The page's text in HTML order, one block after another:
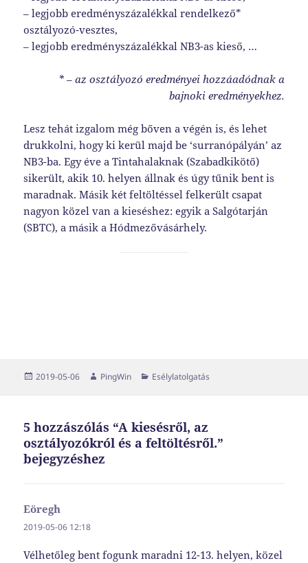
– legjobb eredményszázalékkal rendelkező*
osztályozó-vesztes,
– legjobb eredményszázalékkal NB3-as kieső, …
* – az osztályozó eredményei hozzáadódnak a
bajnoki eredményekhez.
Lesz tehát izgalom még bőven a végén is, és lehet
drukkolni, hogy ki kerül majd be ‘surranópályán’ az
NB3-ba. Egy éve a Tintahalaknak (Szabadkikötő)
sikerült, akik 10. helyen állnak és úgy tűnik bent is
maradnak. Másik két feltöltéssel felkerült csapat
nagyon közel van a kieséshez: egyik a Salgótarján
(SBTC), a másik a Hódmezővásárhely.
Közzétéve
2019-05-06 Szerző
PingWin Kategória
Esélylatolgatás
5 hozzászólás “A kiesésről, az
osztályozókról és a feltöltésről.”
bejegyzéshez
Eöregh
2019-05-06 12:18
Vélhetőleg bent fogunk maradni 12-13. helyen, közel